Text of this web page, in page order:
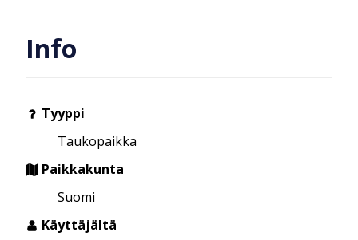
Info
Tyyppi
Taukopaikka
Paikkakunta
Suomi
Käyttäjältä